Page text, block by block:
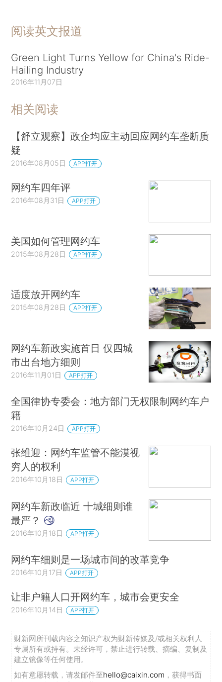
阅读英文报道
Green Light Turns Yellow for China's Ride-
Hailing Industry
2016年11月07日
相关阅读
【舒立观察】政企均应主动回应网约车垄断质
疑
2016年08月05日 APP打开
网约车四年评
2016年08月31日 APP打开
美国如何管理网约车
2015年08月28日 APP打开
适度放开网约车
2015年08月28日 APP打开
网约车新政实施首日 仅四城
市出台地方细则
2016年11月01日 APP打开
全国律协专委会：地方部门无权限制网约车户
籍
2016年10月24日 APP打开
张维迎：网约车监管不能漠视
穷人的权利
2016年10月18日 APP打开
网约车新政临近 十城细则谁
最严？
2016年10月18日 APP打开
网约车细则是一场城市间的改革竞争
2016年10月17日 APP打开
让非户籍人口开网约车，城市会更安全
2016年10月14日 APP打开
财新网所刊载内容之知识产权为财新传媒及/或相关权利人
专属所有或持有。未经许可，禁止进行转载、摘编、复制及
建立镜像等任何使用。
如有意愿转载，请发邮件至hello@caixin.com ，获得书面